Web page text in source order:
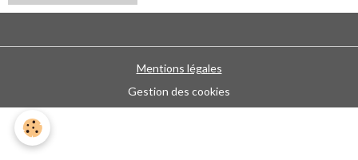
Mentions légales
Gestion des cookies